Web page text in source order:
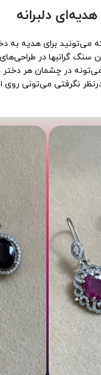
می‌تونید برای هدیه به
گرانبها در
در چشمان هر دختر
نگرفتی می‌تونی روی